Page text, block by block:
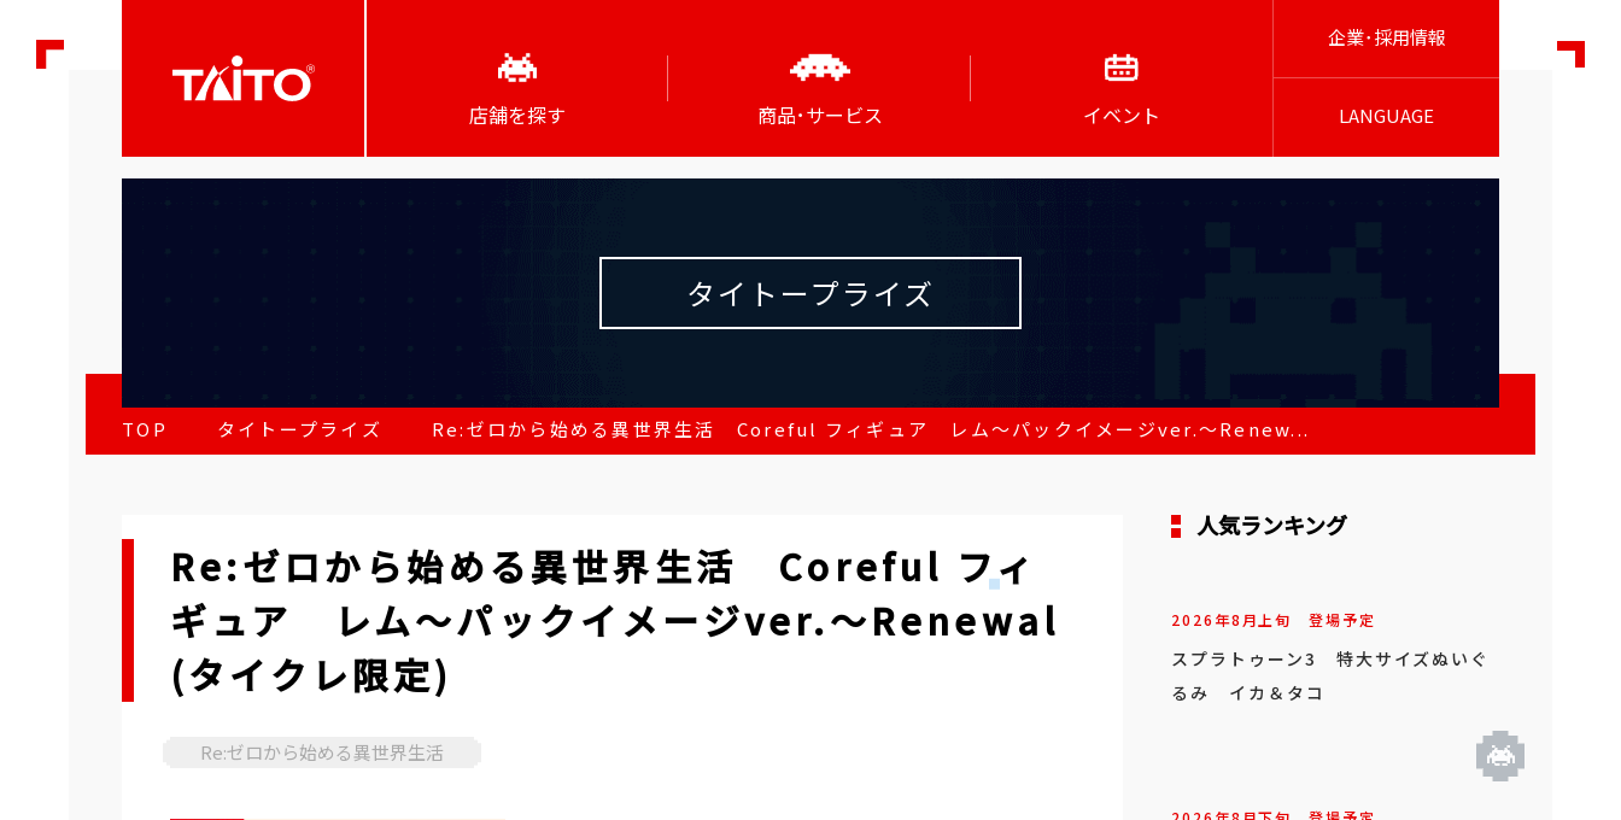
店舗を探す 商品･サービス イベント
企業･採用情報
LANGUAGE
タイトープライズ
TOP タイトープライズ Re:ゼロから始める異世界生活 Coreful フィギュア レム～パックイメージver.～Renew...
Re:ゼロから始める異世界生活 Coreful フィ
ギュア レム～パックイメージver.～Renewal
(タイクレ限定)
Re:ゼロから始める異世界生活
人気ランキング